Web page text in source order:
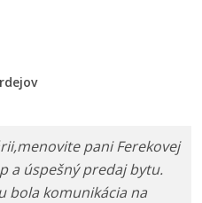
pani Ferekovej
a úspešný predaj bytu.
bola komunikácia na